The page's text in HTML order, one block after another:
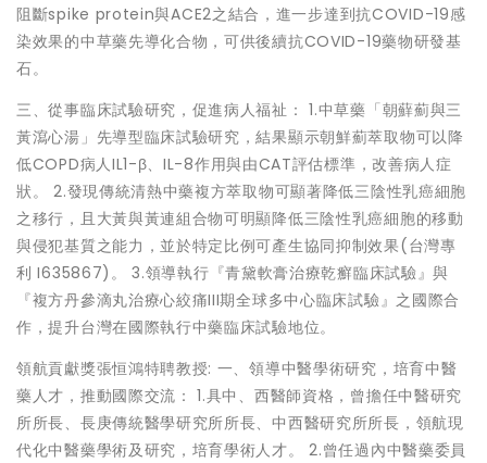
阻斷spike protein與ACE2之結合，進一步達到抗COVID-19感
染效果的中草藥先導化合物，可供後續抗COVID-19藥物研發基
石。
三、從事臨床試驗研究，促進病人福祉： 1.中草藥「朝蘚薊與三
黃瀉心湯」先導型臨床試驗研究，結果顯示朝鮮薊萃取物可以降
低COPD病人IL1-β、IL-8作用與由CAT評估標準，改善病人症
狀。 2.發現傳統清熱中藥複方萃取物可顯著降低三陰性乳癌細胞
之移行，且大黃與黃連組合物可明顯降低三陰性乳癌細胞的移動
與侵犯基質之能力，並於特定比例可產生協同抑制效果(台灣專
利 I635867)。 3.領導執行『青黛軟膏治療乾癬臨床試驗』與
『複方丹參滴丸治療心絞痛III期全球多中心臨床試驗』之國際合
作，提升台灣在國際執行中藥臨床試驗地位。
領航貢獻獎張恒鴻特聘教授: 一、領導中醫學術研究，培育中醫
藥人才，推動國際交流： 1.具中、西醫師資格，曾擔任中醫研究
所所長、長庚傳統醫學研究所所長、中西醫研究所所長，領航現
代化中醫藥學術及研究，培育學術人才。 2.曾任過內中醫藥委員